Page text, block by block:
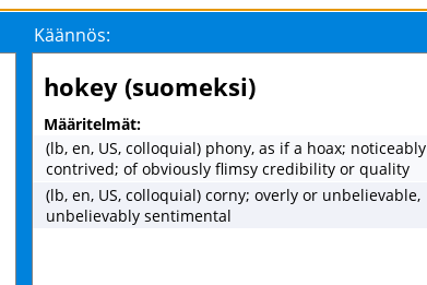
Käännös:
hokey (suomeksi)
Määritelmät:
(lb, en, US, colloquial) phony, as if a hoax; noticeably
contrived; of obviously flimsy credibility or quality
(lb, en, US, colloquial) corny; overly or unbelievable,
unbelievably sentimental